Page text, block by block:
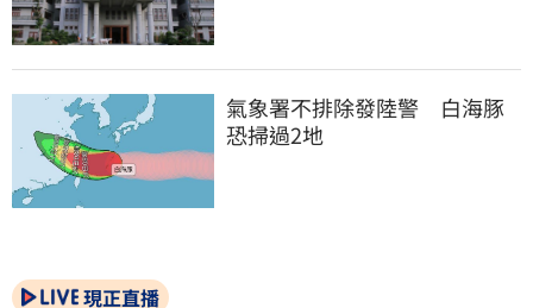
氣象署不排除發陸警　白海豚
恐掃過2地
現正直播